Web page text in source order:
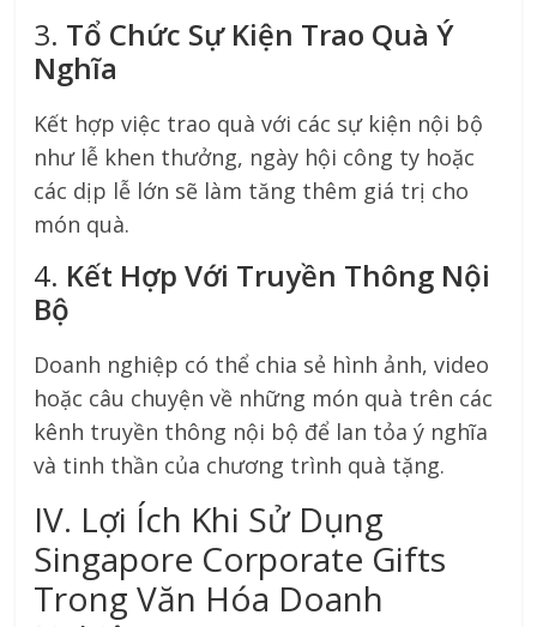
3. Tổ Chức Sự Kiện Trao Quà Ý
Nghĩa
Kết hợp việc trao quà với các sự kiện nội bộ
như lễ khen thưởng, ngày hội công ty hoặc
các dịp lễ lớn sẽ làm tăng thêm giá trị cho
món quà.
4. Kết Hợp Với Truyền Thông Nội
Bộ
Doanh nghiệp có thể chia sẻ hình ảnh, video
hoặc câu chuyện về những món quà trên các
kênh truyền thông nội bộ để lan tỏa ý nghĩa
và tinh thần của chương trình quà tặng.
IV. Lợi Ích Khi Sử Dụng
Singapore Corporate Gifts
Trong Văn Hóa Doanh